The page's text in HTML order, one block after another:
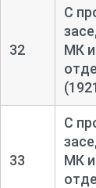
32
С
МК и
33
С
МК и